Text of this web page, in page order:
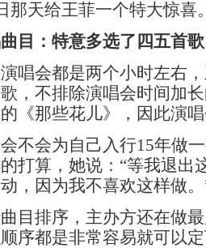
那天给王菲一个特大惊喜
目：特意多选了四五首歌
会都是两个小时左右，
，不排除演唱会时间加
《那些花儿》，因此演
会为自己入行15年做一
打算，她说：“等我退出
，因为我不喜欢这样做。
排序，主办方还在做最
序都是非常容易就可以